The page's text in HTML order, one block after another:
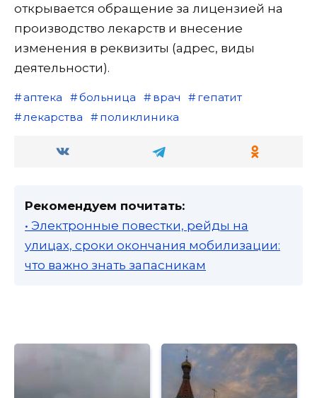
открывается обращение за лицензией на
производство лекарств и внесение
изменения в реквизиты (адрес, виды
деятельности).
аптека больница врач
гепатит
лекарства
поликлиника
Рекомендуем почитать:
• Электронные повестки, рейды на
улицах, сроки окончания мобилизации:
что важно знать запасникам